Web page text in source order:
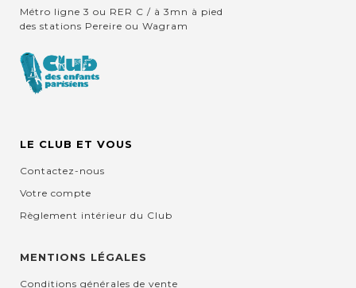
Métro ligne 3 ou RER C / à 3mn à pied
des stations Pereire ou Wagram
LE CLUB ET VOUS
Contactez-nous
Votre compte
Règlement intérieur du Club
MENTIONS LÉGALES
Conditions générales de vente